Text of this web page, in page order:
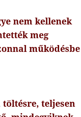
nem kellenek
meg
működésbe
teljesen